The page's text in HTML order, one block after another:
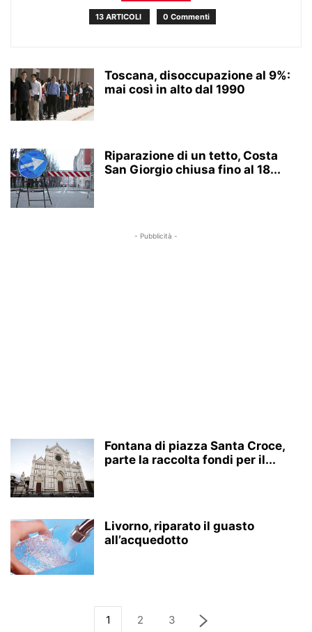
13 ARTICOLI 0 Commenti
Toscana, disoccupazione al 9%:
mai così in alto dal 1990
Riparazione di un tetto, Costa
San Giorgio chiusa fino al 18...
- Pubblicità -
Fontana di piazza Santa Croce,
parte la raccolta fondi per il...
Livorno, riparato il guasto
all’acquedotto
1 2 3